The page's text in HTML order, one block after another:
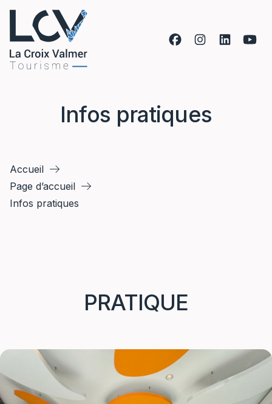
Aller au contenu
Infos pratiques
Accueil
Page d’accueil
Infos pratiques
PRATIQUE